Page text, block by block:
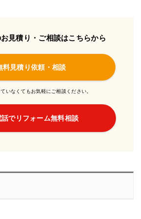
見積り・ご相談はこちらから
料見積り依頼・相談
いなくてもお気軽にご相談ください。
話でリフォーム無料相談